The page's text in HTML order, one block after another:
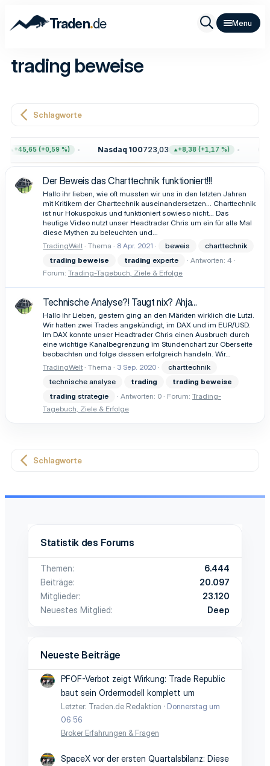
Traden.de
trading beweise
Schlagworte
+45,65 (+0,59 %) Nasdaq 100723,03 +8,38 (+1,17 %)
Der Beweis das Charttechnik funktioniert!!!
Hallo ihr lieben, wie oft mussten wir uns in den letzten Jahren
mit Kritikern der Charttechnik auseinandersetzen... Charttechnik
ist nur Hokuspokus und funktioniert sowieso nicht... Das
heutige Video nutzt unser Headtrader Chris um ein für alle Mal
diese Mythen zu beleuchten und...
TradingWelt Thema 8 Apr. 2021 beweis
charttechnik
trading beweise trading experte
Antworten: 4
Forum: Trading-Tagebuch, Ziele & Erfolge
Technische Analyse?! Taugt nix? Ahja...
Hallo ihr Lieben, gestern ging an den Märkten wirklich die Lutzi.
Wir hatten zwei Trades angekündigt, im DAX und im EUR/USD.
Im DAX konnte unser Headtrader Chris einen Ausbruch durch
eine wichtige Kanalbegrenzung im Stundenchart zur Oberseite
beobachten und folge dessen erfolgreich handeln. Wir...
TradingWelt Thema 3 Sep. 2020
charttechnik
technische analyse
trading trading beweise
trading strategie Antworten: 0 Forum: Trading-
Tagebuch, Ziele & Erfolge
Schlagworte
Statistik des Forums
Themen
6.444
Beiträge
20.097
Mitglieder
23.120
Neuestes Mitglied
Deep
Neueste Beiträge
PFOF-Verbot zeigt Wirkung: Trade Republic
baut sein Ordermodell komplett um
Letzter: Traden.de Redaktion
Donnerstag um
06:56
Broker Erfahrungen & Fragen
SpaceX vor der ersten Quartalsbilanz: Diese